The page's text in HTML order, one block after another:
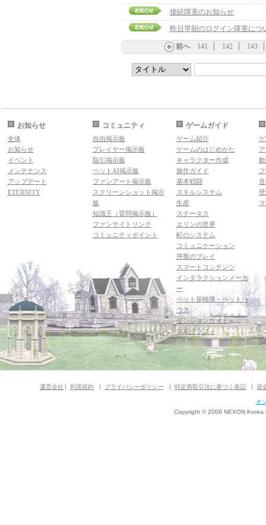
接続障害のお知らせ
昨日早朝のログイン障害につ
前へ 141 142 143
お知らせ
全体
お知らせ
イベント
メンテナンス
アップデート
ETERNITY
コミュニティ
自由掲示板
プレイヤー掲示板
取引掲示板
ペットAI掲示板
ファンアート掲示板
スクリーンショット掲示
板
知識王（質問掲示板）
ファンサイトリンク
コミュニティポイント
ゲームガイド
ゲーム紹介
ゲームのはじめかた
キャラクター作成
操作ガイド
基本戦闘
スキルシステム
生産
ステータス
エリンの世界
町のシステム
コミュニケーション
序盤のプレイ
スマートコンテンツ
インタラクションメーカ
ー
ペット探検隊・ペットハ
ウス
ダンジョンガイド
マギグラフィ
運営会社 利用規約 プライバシーポリシー 特定商取引法に基づく表記 資
オ
Copyright © 2009 NEXON Korea